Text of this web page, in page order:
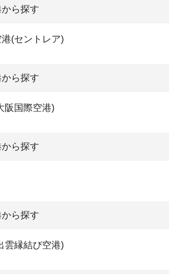
ら探す
(セントレア)
ら探す
阪国際空港)
ら探す
ら探す
雲縁結び空港)